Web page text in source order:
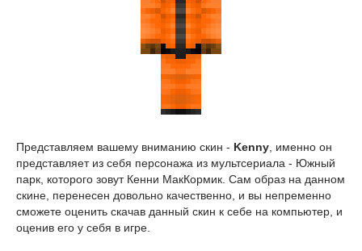
Представляем вашему вниманию скин - Kenny , именно он
представляет из себя персонажа из мультсериала - Южный
парк, которого зовут Кенни МакКормик. Сам образ на данном
скине, перенесен довольно качественно, и вы непременно
сможете оценить скачав данный скин к себе на компьютер, и
оценив его у себя в игре.